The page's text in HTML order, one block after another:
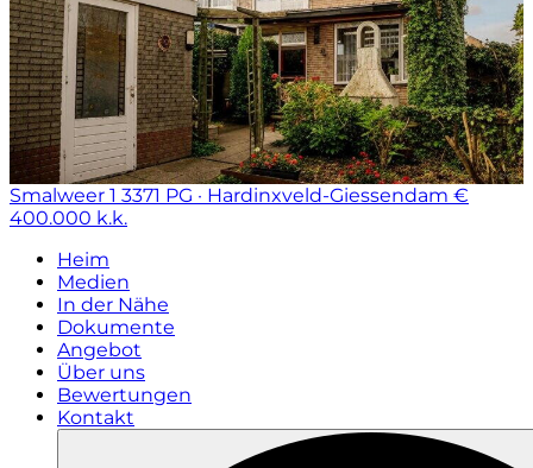
Smalweer 1 3371 PG · Hardinxveld-Giessendam €
400.000 k.k.
Heim
Medien
In der Nähe
Dokumente
Angebot
Über uns
Bewertungen
Kontakt